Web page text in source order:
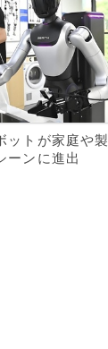
ットが家庭や製
ーンに進出